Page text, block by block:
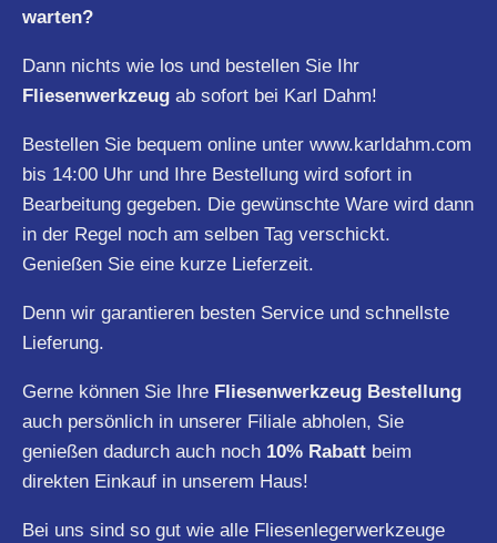
warten?
Dann nichts wie los und bestellen Sie Ihr
Fliesenwerkzeug ab sofort bei Karl Dahm!
Bestellen Sie bequem online unter www.karldahm.com
bis 14:00 Uhr und Ihre Bestellung wird sofort in
Bearbeitung gegeben. Die gewünschte Ware wird dann
in der Regel noch am selben Tag verschickt.
Genießen Sie eine kurze Lieferzeit.
Denn wir garantieren besten Service und schnellste
Lieferung.
Gerne können Sie Ihre Fliesenwerkzeug Bestellung
auch persönlich in unserer Filiale abholen, Sie
genießen dadurch auch noch 10% Rabatt beim
direkten Einkauf in unserem Haus!
Bei uns sind so gut wie alle Fliesenlegerwerkzeuge